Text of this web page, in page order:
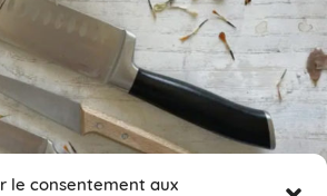
le consentement aux